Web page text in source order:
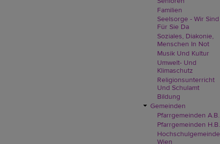
Familien
Seelsorge - Wir Sind
Für Sie Da
Soziales, Diakonie,
Menschen In Not
Musik Und Kultur
Umwelt- Und
Klimaschutz
Religionsunterricht
Und Schulamt
Bildung
Gemeinden
Pfarrgemeinden A.B.
Pfarrgemeinden H.B.
Hochschulgemeinde
Wien